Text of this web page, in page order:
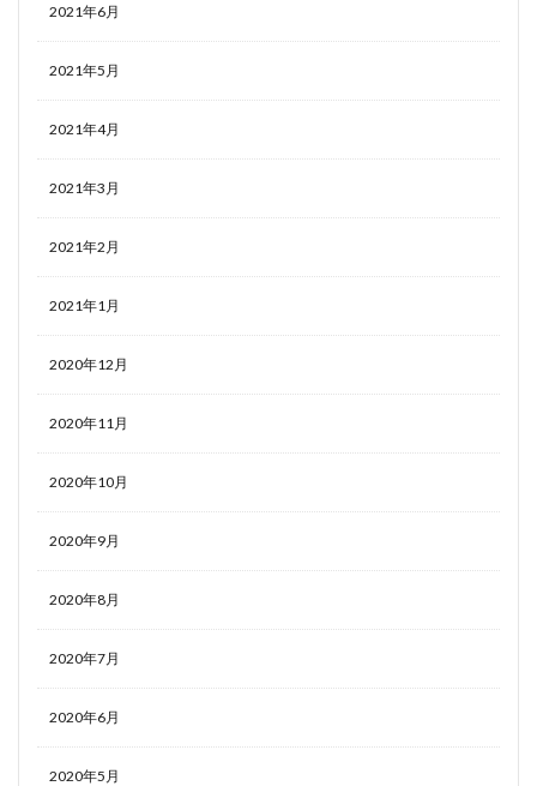
2021年6月
2021年5月
2021年4月
2021年3月
2021年2月
2021年1月
2020年12月
2020年11月
2020年10月
2020年9月
2020年8月
2020年7月
2020年6月
2020年5月